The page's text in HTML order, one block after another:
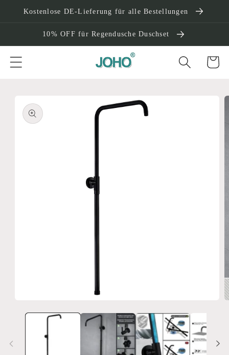
zum
Kostenlose DE-Lieferung für alle Bestellungen
10% OFF für Regendusche Duschset